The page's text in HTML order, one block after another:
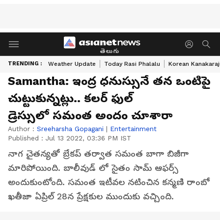
తెలుగు
TRENDING : Weather Update Today Rasi Phalalu Korean
Samantha: ఇంద్ర ధనుస్సునే తన ఒంటిపై
చుట్టుకున్నట్లు.. కలర్ ఫుల్
డ్రెస్సులో సమంత అందం చూశారా
Author : Sreeharsha Gopagani | Entertainment
Published : Jul 13 2022, 03:36 PM IST
నాగ చైతన్యతో బ్రేకప్ తర్వాత సమంత బాగా బిజీగా
మారిపోయింది. బాలీవుడ్ లో సైతం సామ్ ఆఫర్స్
అందుకుంటోంది. సమంత ఇటీవల నటించిన కన్మణి రాంబో
ఖతీజా ఏప్రిల్ 28న ప్రేక్షకుల ముందుకు వచ్చింది.